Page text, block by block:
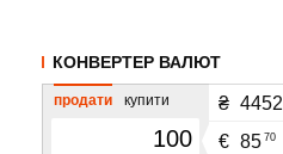
КОНВЕРТЕР ВАЛЮТ
продати купити ₴ 4452
€ 85 70